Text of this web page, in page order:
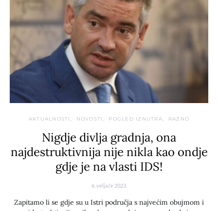
AKTUALNOSTI NOVOSTI POGLED IZNUTRA RAZNO
Nigdje divlja gradnja, ona
najdestruktivnija nije nikla kao ondje
gdje je na vlasti IDS!
6. veljače 2023.
Zapitamo li se gdje su u Istri područja s najvećim obujmom i